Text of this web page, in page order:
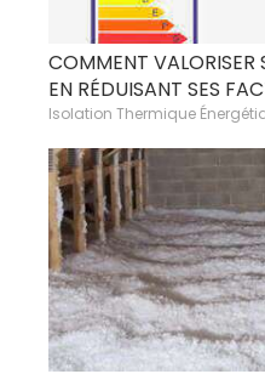
COMMENT
EN RÉDUISANT SES
Isolation Thermique